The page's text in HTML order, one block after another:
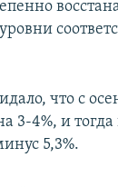
что с
3-4%, и тогда
5,3%.